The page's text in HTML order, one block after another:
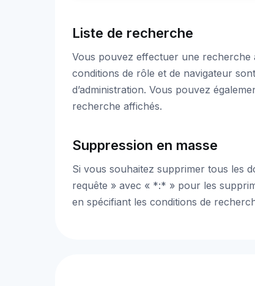
Liste de recherche
Vous pouvez effectuer une recherche
conditions de rôle et de navigateur
d’administration. Vous pouvez
recherche affichés.
Suppression en masse
Si vous souhaitez supprimer tous les
requête » avec « *:* » pour les
en spécifiant les conditions de